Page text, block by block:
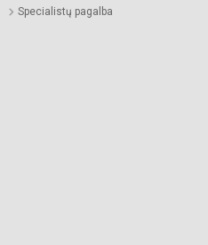
Specialistų pagalba